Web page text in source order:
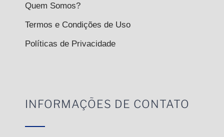
Quem Somos?
Termos e Condições de Uso
Políticas de Privacidade
INFORMAÇÕES DE CONTATO